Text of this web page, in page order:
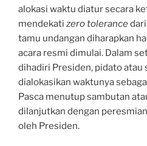
alokasi waktu diatur secara
mendekati zero tolerance
tamu undangan diharapkan
acara resmi dimulai. Dalam
dihadiri Presiden, pidato atau
dialokasikan waktunya
Pasca menutup sambutan
dilanjutkan dengan
oleh Presiden.